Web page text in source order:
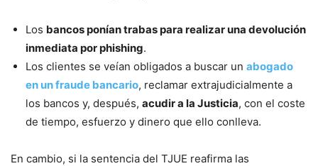
Los bancos ponían trabas para realizar una devolución
inmediata por phishing.
Los clientes se veían obligados a buscar un abogado
en un fraude bancario, reclamar extrajudicialmente a
los bancos y, después, acudir a la Justicia, con el coste
de tiempo, esfuerzo y dinero que ello conlleva.
En cambio, si la sentencia del TJUE reafirma las